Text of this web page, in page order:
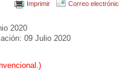
Imprimir Correo
2020
09 Julio 2020